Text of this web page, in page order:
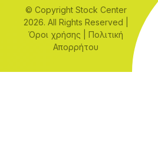
© Copyright Stock Center
2026. All Rights Reserved |
Όροι χρήσης |Πολιτική
Απορρήτου